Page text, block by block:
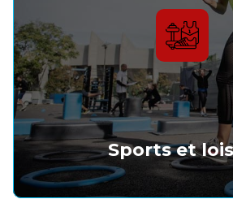
Sports et